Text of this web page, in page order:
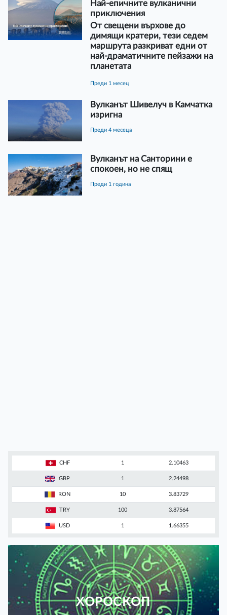
Най-епичните вулканични
приключения
От свещени върхове до
димящи кратери, тези седем
маршрута разкриват едни от
най-драматичните пейзажи на
планетата
преди 1 месец
Вулканът Шивелуч в Камчатка
изригна
преди 4 месеца
Вулканът на Санторини е
спокоен, но не спящ
преди 1 година
CHF 1 2.10463
GBP 1 2.24498
RON 10 3.83729
TRY 100 3.87564
USD 1 1.66355
ХОРОСКОП